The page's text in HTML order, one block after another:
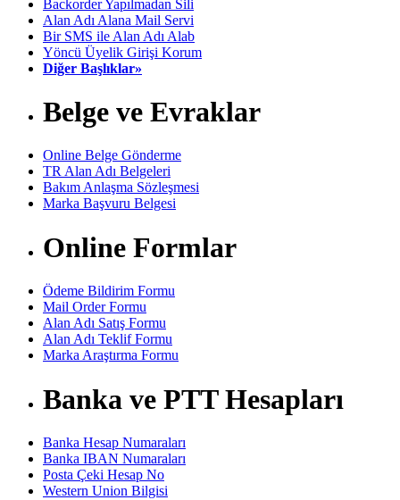
Backorder Yapılmadan Sili
Alan Adı Alana Mail Servi
Bir SMS ile Alan Adı Alab
Yöncü Üyelik Girişi Korum
Diğer Başlıklar»
Belge ve Evraklar
Online Belge Gönderme
TR Alan Adı Belgeleri
Bakım Anlaşma Sözleşmesi
Marka Başvuru Belgesi
Online Formlar
Ödeme Bildirim Formu
Mail Order Formu
Alan Adı Satış Formu
Alan Adı Teklif Formu
Marka Araştırma Formu
Banka ve PTT Hesapları
Banka Hesap Numaraları
Banka IBAN Numaraları
Posta Çeki Hesap No
Western Union Bilgisi